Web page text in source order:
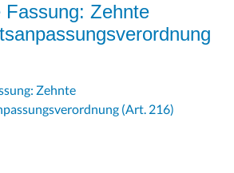
Fassung: Zehnte
Zehnte
(Art. 216)